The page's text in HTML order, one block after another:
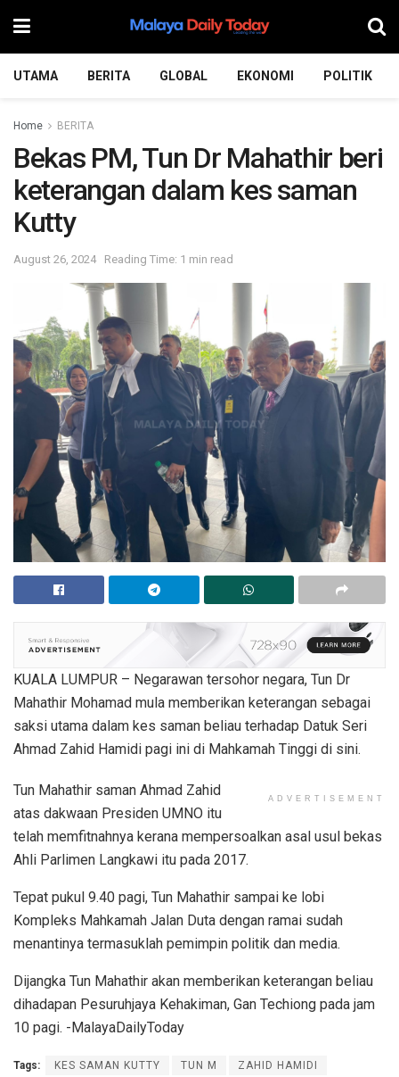
UTAMA BERITA GLOBAL EKONOMI POLITIK
Home BERITA
Bekas PM, Tun Dr Mahathir beri
keterangan dalam kes saman
Kutty
August 26, 2024 Reading Time: 1 min read
KUALA LUMPUR – Negarawan tersohor negara, Tun Dr
Mahathir Mohamad mula memberikan keterangan sebagai
saksi utama dalam kes saman beliau terhadap Datuk Seri
Ahmad Zahid Hamidi pagi ini di Mahkamah Tinggi di sini.
ADVERTISEMENT
Tun Mahathir saman Ahmad Zahid
atas dakwaan Presiden UMNO itu
telah memfitnahnya kerana mempersoalkan asal usul bekas
Ahli Parlimen Langkawi itu pada 2017.
Tepat pukul 9.40 pagi, Tun Mahathir sampai ke lobi
Kompleks Mahkamah Jalan Duta dengan ramai sudah
menantinya termasuklah pemimpin politik dan media.
Dijangka Tun Mahathir akan memberikan keterangan beliau
dihadapan Pesuruhjaya Kehakiman, Gan Techiong pada jam
10 pagi. -MalayaDailyToday
Tags: KES SAMAN KUTTY TUN M ZAHID HAMIDI